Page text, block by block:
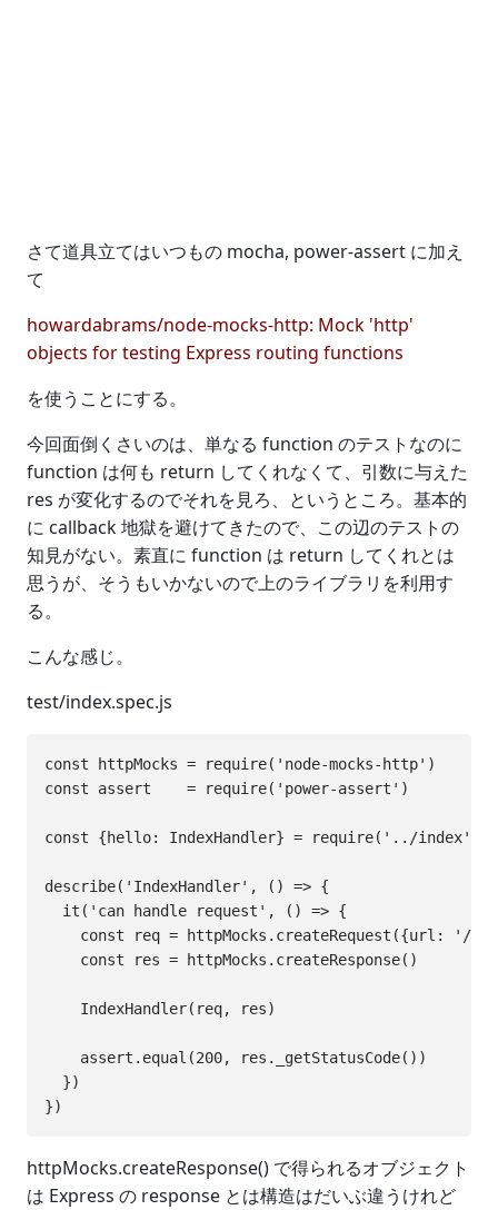
さて道具立てはいつもの mocha, power-assert に加え
て
howardabrams/node-mocks-http: Mock 'http'
objects for testing Express routing functions
を使うことにする。
今回面倒くさいのは、単なる function のテストなのに
function は何も return してくれなくて、引数に与えた
res が変化するのでそれを見ろ、というところ。基本的
に callback 地獄を避けてきたので、この辺のテストの
知見がない。素直に function は return してくれとは
思うが、そうもいかないので上のライブラリを利用す
る。
こんな感じ。
test/index.spec.js
const httpMocks = require('node-mocks-http')
const assert    = require('power-assert')
const {hello: IndexHandler} = require('../index')
describe('IndexHandler', () => {
  it('can handle request', () => {
    const req = httpMocks.createRequest({url: '/'})
    const res = httpMocks.createResponse()
    IndexHandler(req, res)
    assert.equal(200, res._getStatusCode())
  })
httpMocks.createResponse() で得られるオブジェクト
は Express の response とは構造はだいぶ違うけれど